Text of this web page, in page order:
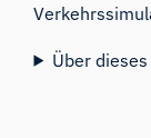
Über